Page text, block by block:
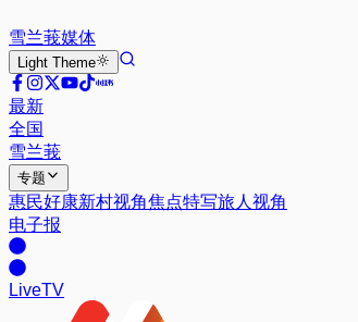
雪兰莪媒体
Light Theme
最新
全国
雪兰莪
专题
惠民好康新村视角焦点特写旅人视角
电子报
LiveTV